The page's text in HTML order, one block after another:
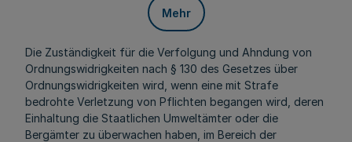
Mehr
Die Zuständigkeit für die Verfolgung und Ahndung von
Ordnungswidrigkeiten nach § 130 des Gesetzes über
Ordnungswidrigkeiten wird, wenn eine mit Strafe
bedrohte Verletzung von Pflichten begangen wird, deren
Einhaltung die Staatlichen Umweltämter oder die
Bergämter zu überwachen haben, im Bereich der